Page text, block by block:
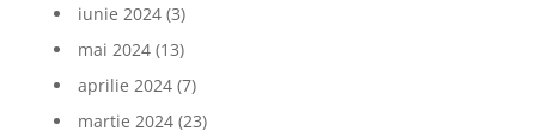
iunie 2024(3)
mai 2024(13)
aprilie 2024(7)
martie 2024(23)